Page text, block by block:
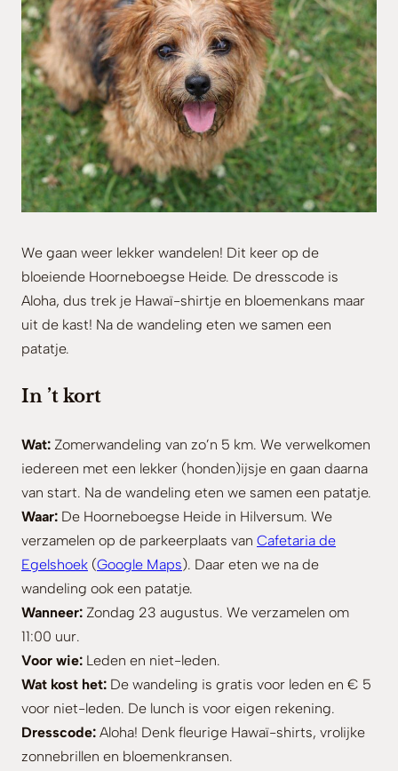
We gaan weer lekker wandelen! Dit keer op de
bloeiende Hoorneboegse Heide. De dresscode is
Aloha, dus trek je Hawaï-shirtje en bloemenkans maar
uit de kast! Na de wandeling eten we samen een
patatje.
In ’t kort
Wat: Zomerwandeling van zo’n 5 km. We verwelkomen
iedereen met een lekker (honden)ijsje en gaan daarna
van start. Na de wandeling eten we samen een patatje.
Waar: De Hoorneboegse Heide in Hilversum. We
verzamelen op de parkeerplaats van Cafetaria de
Egelshoek (Google Maps). Daar eten we na de
wandeling ook een patatje.
Wanneer: Zondag 23 augustus. We verzamelen om
11:00 uur.
Voor wie: Leden en niet-leden.
Wat kost het: De wandeling is gratis voor leden en € 5
voor niet-leden. De lunch is voor eigen rekening.
Dresscode: Aloha! Denk fleurige Hawaï-shirts, vrolijke
zonnebrillen en bloemenkransen.